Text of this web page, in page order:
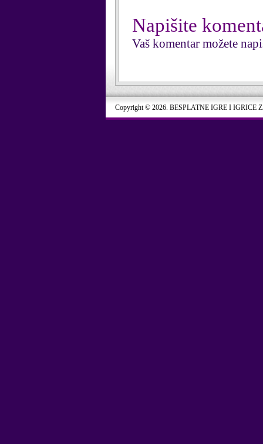
Napišite
Vaš komentar možete
Copyright © 2026. BESPLATNE IGRE I IGRICE